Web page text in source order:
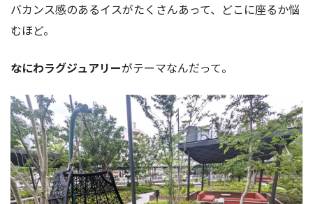
バカンス感のあるイスがたくさんあって、どこに座るか悩
むほど。
なにわラグジュアリーがテーマなんだって。